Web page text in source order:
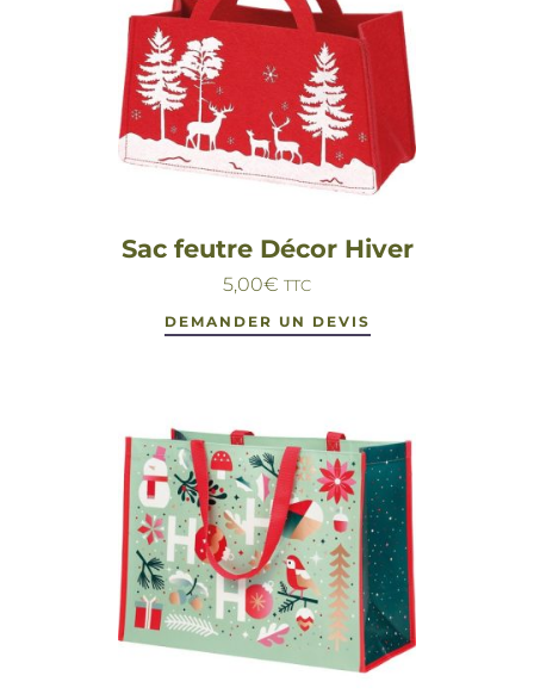
Sac feutre Décor Hiver
5,00€ TTC
DEMANDER UN DEVIS